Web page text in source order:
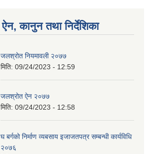
ऐन, कानुन तथा निर्देशिका
जलश्रोत नियमावली २०७७
मिति: 09/24/2023 - 12:59
जलश्रोत ऐन २०७७
मिति: 09/24/2023 - 12:58
घ बर्गको निर्माण व्यबसाय इजाजतपत्र सम्बन्धी कार्यविधि
२०७६